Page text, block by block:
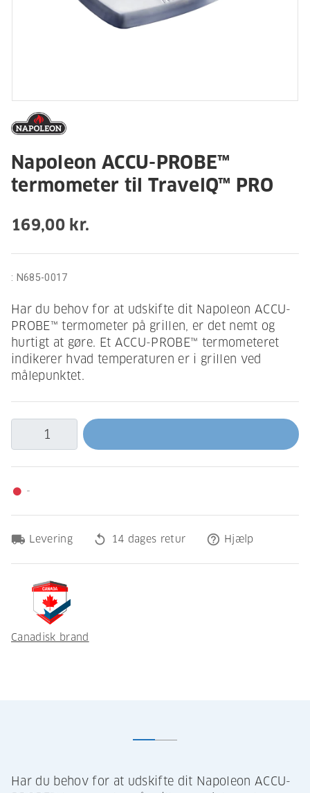
Napoleon ACCU-PROBE™
termometer til TravelQ™ PRO
169,00 kr.
: N685-0017
Har du behov for at udskifte dit Napoleon ACCU-
PROBE™ termometer på grillen, er det nemt og
hurtigt at gøre. Et ACCU-PROBE™ termometeret
indikerer hvad temperaturen er i grillen ved
målepunktet.
fiber_manual_record -
local_shipping Levering replay 14 dages retur help_outline Hjælp
Canadisk brand
Har du behov for at udskifte dit Napoleon ACCU-